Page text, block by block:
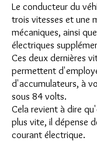
Le conducteur du
trois vitesses et une
mécaniques, ainsi
électriques
Ces deux dernières
permettent
d'accumulateurs, à
sous 84 volts.
Cela revient à dire
plus vite, il dépense
courant électrique.